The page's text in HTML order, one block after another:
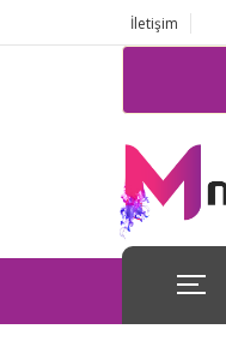
İletişim